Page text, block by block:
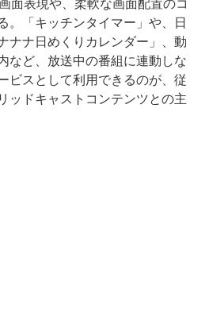
面表現や、柔軟な画面配置のコ
。「キッチンタイマー」や、日
ナナ日めくりカレンダー」、動
など、放送中の番組に連動しな
ビスとして利用できるのが、従
ッドキャストコンテンツとの主